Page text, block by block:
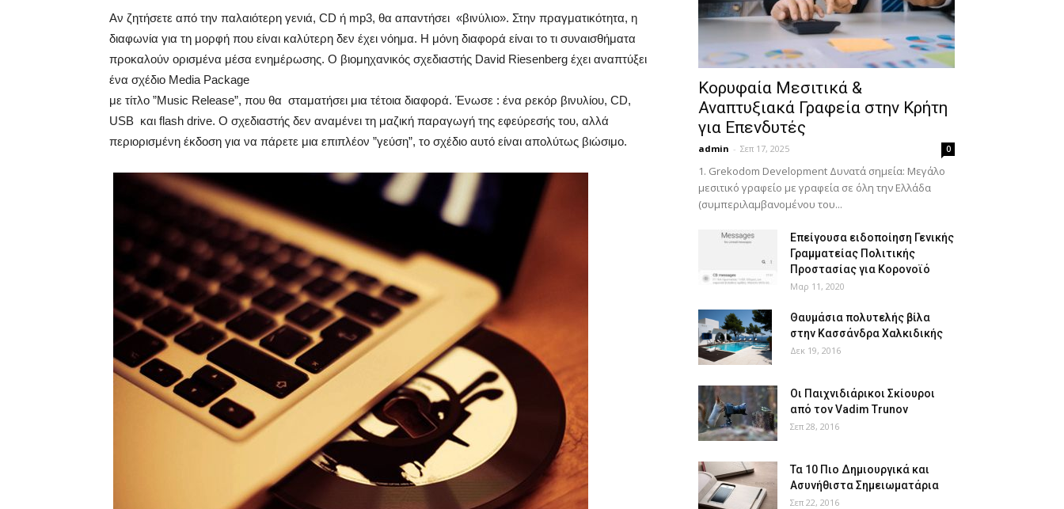
Αν ζητήσετε από την παλαιότερη γενιά, CD ή mp3, θα απαντήσει «βινύλιο». Στην πραγματικότητα, η
διαφωνία για τη μορφή που είναι καλύτερη δεν έχει νόημα. Η μόνη διαφορά είναι το τι συναισθήματα
προκαλούν ορισμένα μέσα ενημέρωσης. Ο βιομηχανικός σχεδιαστής David Riesenberg έχει αναπτύξει
ένα σχέδιο Media Package
με τίτλο ”Music Release”, που θα σταματήσει μια τέτοια διαφορά. Ένωσε : ένα ρεκόρ βινυλίου, CD,
USB και flash drive. Ο σχεδιαστής δεν αναμένει τη μαζική παραγωγή της εφεύρεσής του, αλλά
περιορισμένη έκδοση για να πάρετε μια επιπλέον ”γεύση”, το σχέδιο αυτό είναι απολύτως βιώσιμο.
Κορυφαία Μεσιτικά &
Αναπτυξιακά Γραφεία στην Κρήτη
για Επενδυτές
admin - Σεπ 17, 2025 0
1. Grekodom Development Δυνατά σημεία: Μεγάλο
μεσιτικό γραφείο με γραφεία σε όλη την Ελλάδα
(συμπεριλαμβανομένου του...
Επείγουσα ειδοποίηση Γενικής
Γραμματείας Πολιτικής
Προστασίας για Κορονοϊό
Μαρ 11, 2020
Θαυμάσια πολυτελής βίλα
στην Κασσάνδρα Χαλκιδικής
Δεκ 19, 2016
Οι Παιχνιδιάρικοι Σκίουροι
από τον Vadim Trunov
Σεπ 28, 2016
Τα 10 Πιο Δημιουργικά και
Ασυνήθιστα Σημειωματάρια
Σεπ 22, 2016